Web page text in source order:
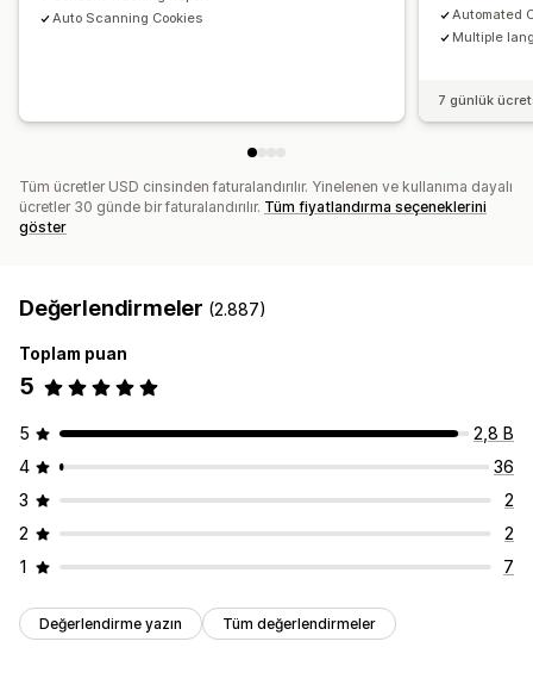
Auto Scanning Cookies
Automated
Multiple
7 günlük
Tüm ücretler USD cinsinden faturalandırılır. Yinelenen ve kullanıma dayalı
ücretler 30 günde bir faturalandırılır. Tüm fiyatlandırma seçeneklerini
göster
Değerlendirmeler (2.887)
Toplam puan
5
5
2,8 B
4
36
3
2
2
2
1
7
Değerlendirme yazın Tüm değerlendirmeler